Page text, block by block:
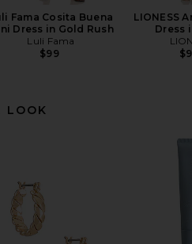
Fama Cosita Buena
Dress in Gold Rush
Luli Fama
$99
LIONESS
Dress
LOOK